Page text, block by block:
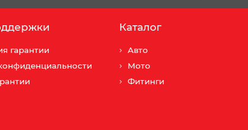
гарантии
Каталог
Авто
Мото
Фитинги